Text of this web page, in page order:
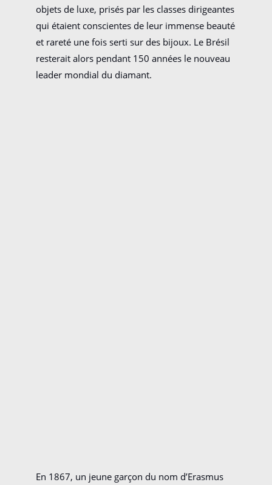
objets de luxe, prisés par les classes dirigeantes
qui étaient conscientes de leur immense beauté
et rareté une fois serti sur des bijoux. Le Brésil
resterait alors pendant 150 années le nouveau
leader mondial du diamant.
En 1867, un jeune garçon du nom d’Erasmus